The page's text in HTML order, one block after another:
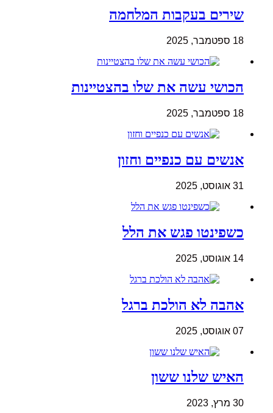
שירים בעקבות המלחמה
18 ספטמבר, 2025
הכושי עשה את שלו בהצטיינות
18 ספטמבר, 2025
אנשים עם כנפיים וחזון
31 אוגוסט, 2025
כשפינטו פגש את הלל
14 אוגוסט, 2025
אהבה לא הולכת ברגל
07 אוגוסט, 2025
האיש שלנו ששון
30 מרץ, 2023